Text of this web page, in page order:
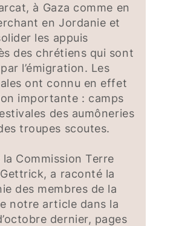
à Gaza comme en
en Jordanie et
les appuis
des chrétiens qui sont
l’émigration. Les
ont connu en effet
importante : camps
des aumôneries
troupes scoutes.
Commission Terre
a raconté la
des membres de la
notre article dans la
dernier, pages